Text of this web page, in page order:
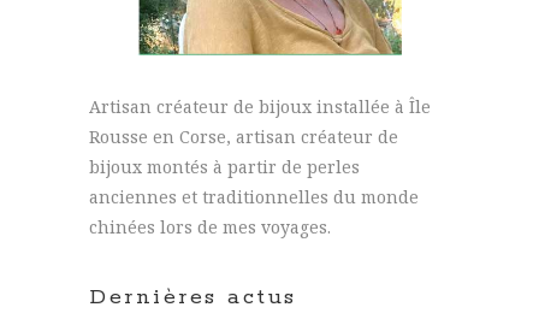
Artisan créateur de bijoux installée à Île
Rousse en Corse, artisan créateur de
bijoux montés à partir de perles
anciennes et traditionnelles du monde
chinées lors de mes voyages.
Dernières actus